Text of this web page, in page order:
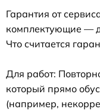
Гарантия от
комплектующие —
Что считается
Для работ:
который прямо
(например,